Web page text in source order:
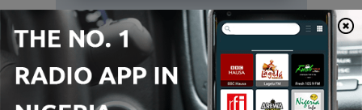
Episodes
3 - حي الشيخ جراح
10 May 2021